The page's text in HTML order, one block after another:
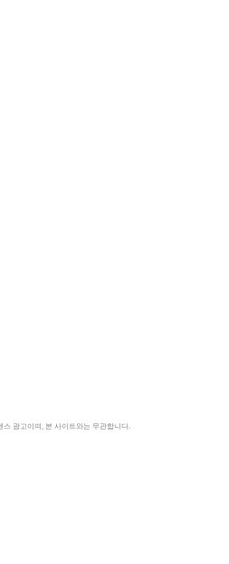
광고이며, 본 사이트와는 무관합니다.